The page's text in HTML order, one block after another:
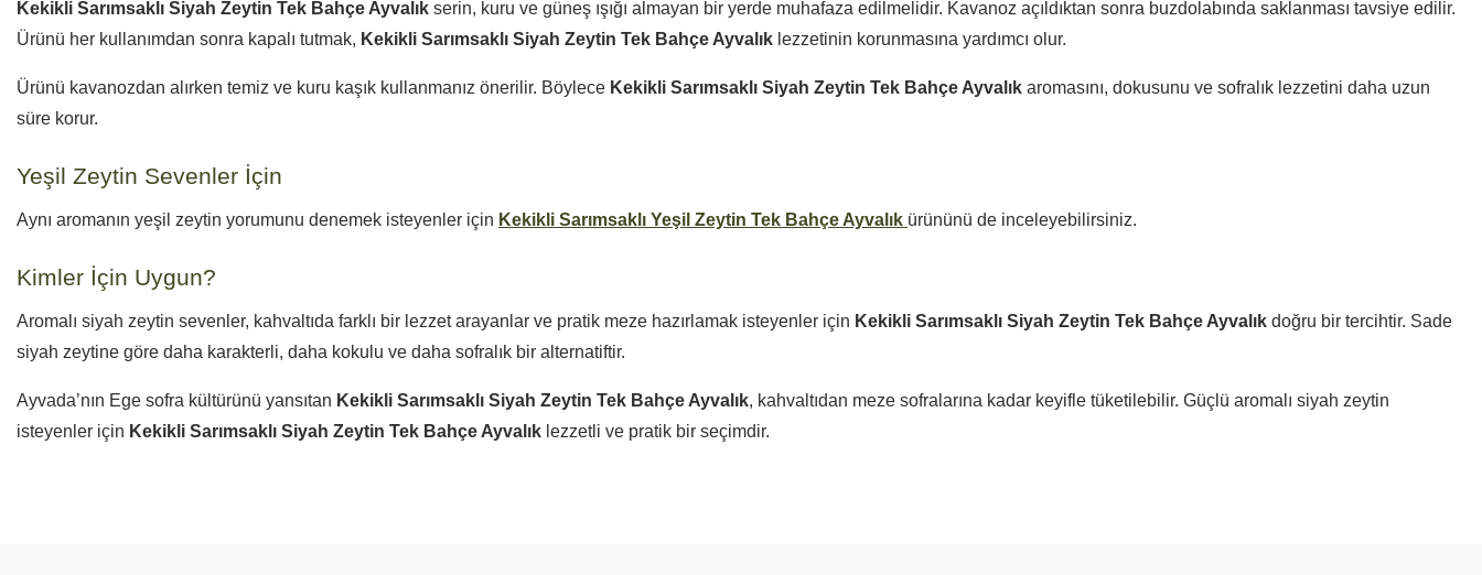
Kekikli Sarımsaklı Siyah Zeytin Tek Bahçe Ayvalık serin, kuru ve güneş ışığı almayan bir yerde muhafaza edilmelidir. Kavanoz açıldıktan sonra buzdolabında saklanması tavsiye edilir.
Ürünü her kullanımdan sonra kapalı tutmak, Kekikli Sarımsaklı Siyah Zeytin Tek Bahçe Ayvalık lezzetinin korunmasına yardımcı olur.
Ürünü kavanozdan alırken temiz ve kuru kaşık kullanmanız önerilir. Böylece Kekikli Sarımsaklı Siyah Zeytin Tek Bahçe Ayvalık aromasını, dokusunu ve sofralık lezzetini daha uzun
süre korur.
Yeşil Zeytin Sevenler İçin
Aynı aromanın yeşil zeytin yorumunu denemek isteyenler için Kekikli Sarımsaklı Yeşil Zeytin Tek Bahçe Ayvalık ürününü de inceleyebilirsiniz.
Kimler İçin Uygun?
Aromalı siyah zeytin sevenler, kahvaltıda farklı bir lezzet arayanlar ve pratik meze hazırlamak isteyenler için Kekikli Sarımsaklı Siyah Zeytin Tek Bahçe Ayvalık doğru bir tercihtir. Sade
siyah zeytine göre daha karakterli, daha kokulu ve daha sofralık bir alternatiftir.
Ayvada’nın Ege sofra kültürünü yansıtan Kekikli Sarımsaklı Siyah Zeytin Tek Bahçe Ayvalık, kahvaltıdan meze sofralarına kadar keyifle tüketilebilir. Güçlü aromalı siyah zeytin
isteyenler için Kekikli Sarımsaklı Siyah Zeytin Tek Bahçe Ayvalık lezzetli ve pratik bir seçimdir.